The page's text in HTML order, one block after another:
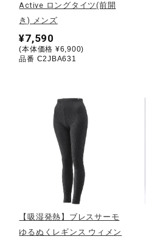
その他
サポート
直営店一覧
取扱店一覧
Active ロングタイツ(前開
き) メンズ
¥7,590
(本体価格 ¥6,900)
品番 C2JBA631
【吸湿発熱】ブレスサーモ
ゆるぬくレギンス ウィメン